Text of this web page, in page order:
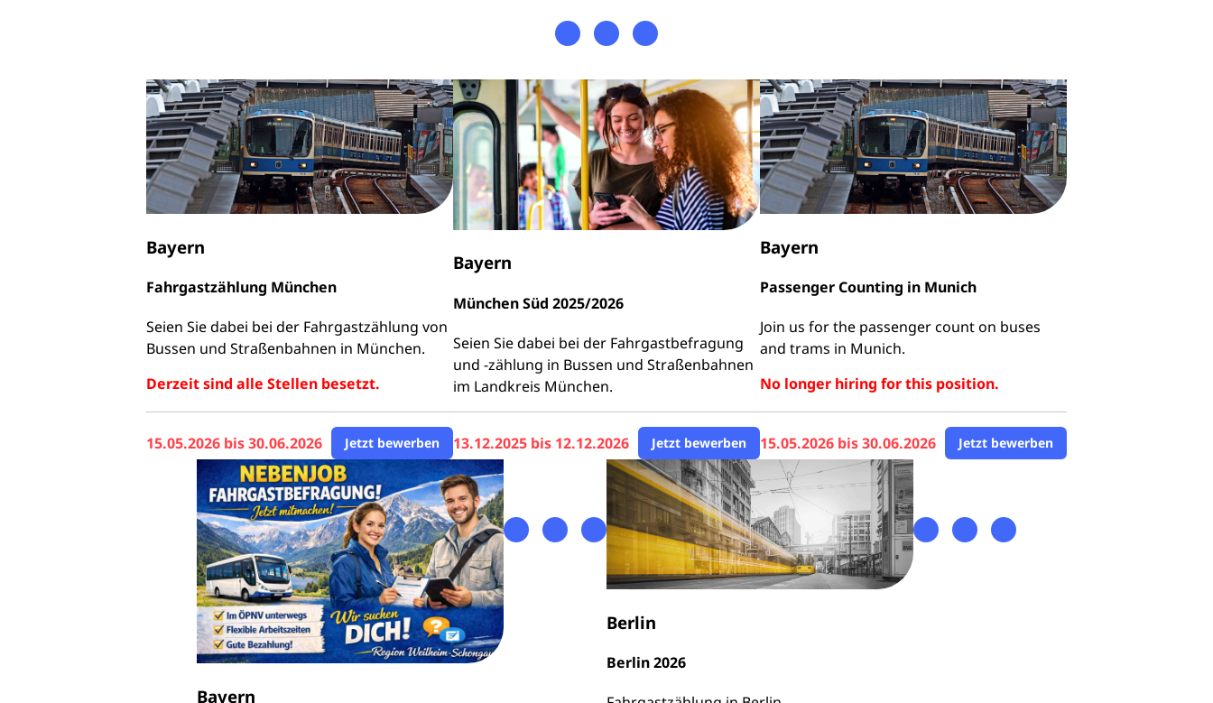
Bayern
Fahrgastzählung München
Seien Sie dabei bei der Fahrgastzählung von
Bussen und Straßenbahnen in München.
Derzeit sind alle Stellen besetzt.
15.05.2026 bis 30.06.2026 Jetzt bewerben
Bayern
München Süd 2025/2026
Seien Sie dabei bei der Fahrgastbefragung
und -zählung in Bussen und Straßenbahnen
im Landkreis München.
13.12.2025 bis 12.12.2026 Jetzt bewerben
Bayern
Passenger Counting in Munich
Join us for the passenger count on buses
and trams in Munich.
No longer hiring for this position.
15.05.2026 bis 30.06.2026 Jetzt bewerben
Bayern
Berlin
Berlin 2026